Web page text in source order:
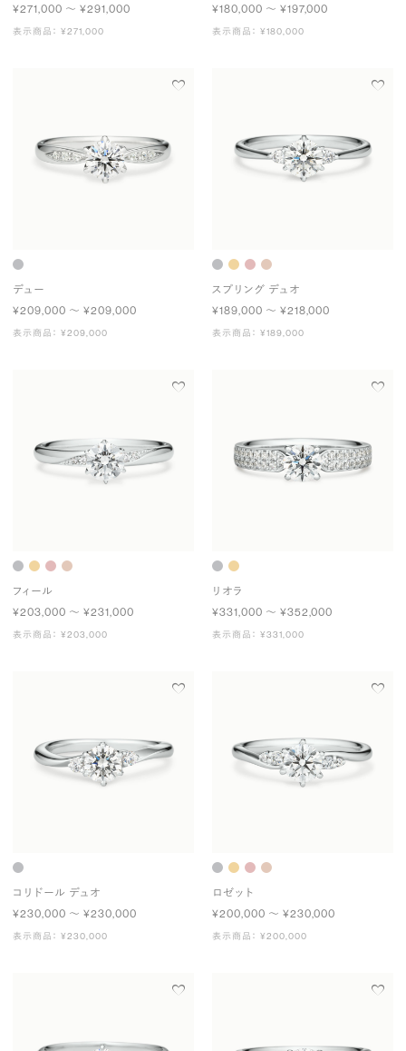
¥271,000 〜 ¥291,000
表示商品： ¥271,000
¥180,000 〜 ¥197,000
表示商品： ¥180,000
デュー
¥209,000 〜 ¥209,000
表示商品： ¥209,000
スプリング デュオ
¥189,000 〜 ¥218,000
表示商品： ¥189,000
フィール
¥203,000 〜 ¥231,000
表示商品： ¥203,000
リオラ
¥331,000 〜 ¥352,000
表示商品： ¥331,000
コリドール デュオ
¥230,000 〜 ¥230,000
表示商品： ¥230,000
ロゼット
¥200,000 〜 ¥230,000
表示商品： ¥200,000